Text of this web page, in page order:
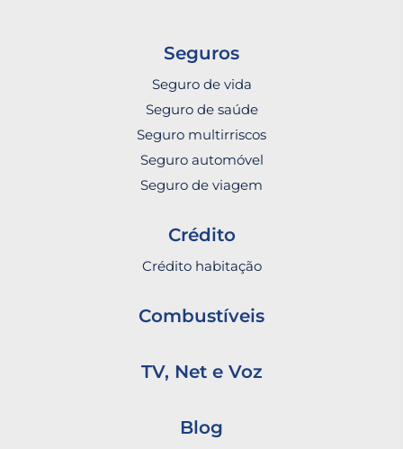
Seguros
Seguro de vida
Seguro de saúde
Seguro multirriscos
Seguro automóvel
Seguro de viagem
Crédito
Crédito habitação
Combustíveis
TV, Net e Voz
Blog